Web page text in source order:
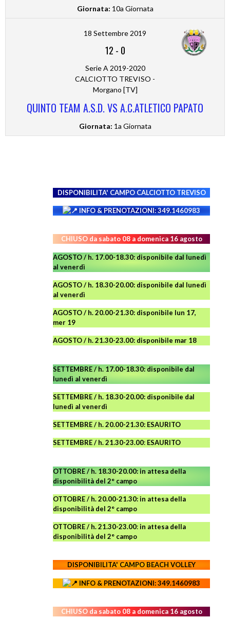
Giornata: 10a Giornata
18 Settembre 2019
12 - 0
Serie A 2019-2020
CALCIOTTO TREVISO -
Morgano [TV]
QUINTO TEAM A.S.D. VS A.C.ATLETICO PAPATO
Giornata: 1a Giornata
DISPONIBILITA' CAMPO CALCIOTTO TREVISO
INFO & PRENOTAZIONI: 349.1460983
CHIUSO da sabato 08 a domenica 16 agosto
AGOSTO / h. 17.00-18.30: disponibile dal lunedì
al venerdì
AGOSTO/ h. 18.30-20.00: disponibile dal lunedì
al venerdì
AGOSTO / h. 20.00-21.30: disponibile lun 17,
mer 19
AGOSTO/ h. 21.30-23.00: disponibile mar 18
SETTEMBRE / h. 17.00-18.30: disponibile dal
lunedì al venerdì
SETTEMBRE / h. 18.30-20.00: disponibile dal
lunedì al venerdì
SETTEMBRE / h. 20.00-21.30: ESAURITO
SETTEMBRE / h. 21.30-23.00: ESAURITO
OTTOBRE / h. 18.30-20.00:in attesa della
disponibilità del 2° campo
OTTOBRE / h. 20.00-21.30:in attesa della
disponibilità del 2° campo
OTTOBRE / h. 21.30-23.00:in attesa della
disponibilità del 2° campo
DISPONIBILITA' CAMPOBEACH VOLLEY
INFO & PRENOTAZIONI: 349.1460983
CHIUSO da sabato 08 a domenica 16 agosto